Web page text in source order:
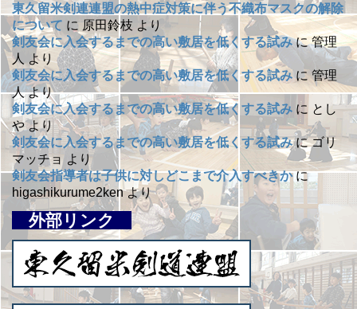
東久留米剣連連盟の熱中症対策に伴う不織布マスクの解除
について に 原田鈴枝 より
剣友会に入会するまでの高い敷居を低くする試みに管理
人 より
剣友会に入会するまでの高い敷居を低くする試みに管理
人より
剣友会に入会するまでの高い敷居を低くする試み に とし
やより
剣友会に入会するまでの高い敷居を低くする試みにゴリ
マッチョより
剣友会指導者は子供に対しどこまで介入すべきかに
higashikurume2kenより
外部リンク